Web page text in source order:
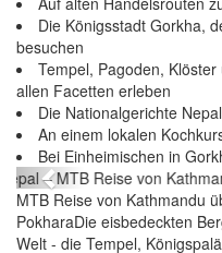
Die Königsstadt Gorkha,
besuchen
Tempel, Pagoden,
allen Facetten erleben
Die Nationalgerichte
An einem lokalen
Bei Einheimischen in
Nepal – MTB Reise
Previous
MTB Reise von Kathmandu
PokharaDie eisbedeckten
Welt - die Tempel,